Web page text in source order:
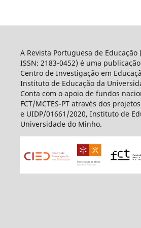
A Revista Portuguesa de Educação
ISSN: 2183-0452) é uma
Centro de Investigação em
Instituto de Educação da
Conta com o apoio de fundos
FCT/MCTES-PT através dos
e UIDP/01661/2020, Instituto de
Universidade do Minho.